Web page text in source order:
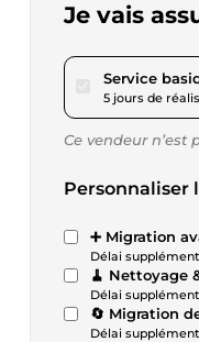
Je vais
Service
5 jours de
Ce vendeur n’est
Personnaliser
➕ Migration
Délai
🧹 Nettoyage
Délai
🔄 Migration
Délai